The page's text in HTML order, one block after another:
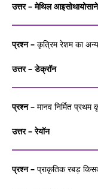
उत्तर – मेथिल
प्रश्न – कृत्रिम रेशम का
उत्तर – डेक्रॉन
प्रश्न – मानव निर्मित प्रथम
उत्तर – रेयॉन
प्रश्न – प्राकृतिक रबड़